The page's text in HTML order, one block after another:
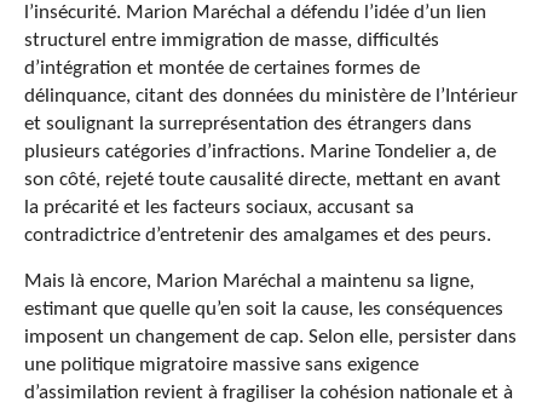
l’insécurité. Marion Maréchal a défendu l’idée d’un lien
structurel entre immigration de masse, difficultés
d’intégration et montée de certaines formes de
délinquance, citant des données du ministère de l’Intérieur
et soulignant la surreprésentation des étrangers dans
plusieurs catégories d’infractions. Marine Tondelier a, de
son côté, rejeté toute causalité directe, mettant en avant
la précarité et les facteurs sociaux, accusant sa
contradictrice d’entretenir des amalgames et des peurs.
Mais là encore, Marion Maréchal a maintenu sa ligne,
estimant que quelle qu’en soit la cause, les conséquences
imposent un changement de cap. Selon elle, persister dans
une politique migratoire massive sans exigence
d’assimilation revient à fragiliser la cohésion nationale et à